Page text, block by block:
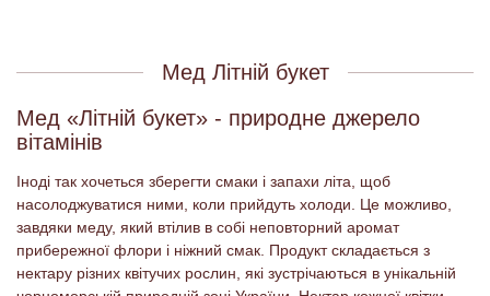
Мед Літній букет
Мед «Літній букет» - природне джерело
вітамінів
Іноді так хочеться зберегти смаки і запахи літа, щоб
насолоджуватися ними, коли прийдуть холоди. Це можливо,
завдяки меду, який втілив в собі неповторний аромат
прибережної флори і ніжний смак. Продукт складається з
нектару різних квітучих рослин, які зустрічаються в унікальній